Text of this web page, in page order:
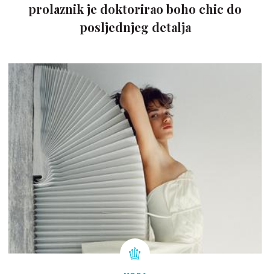
prolaznik je doktorirao boho chic do
posljednjeg detalja